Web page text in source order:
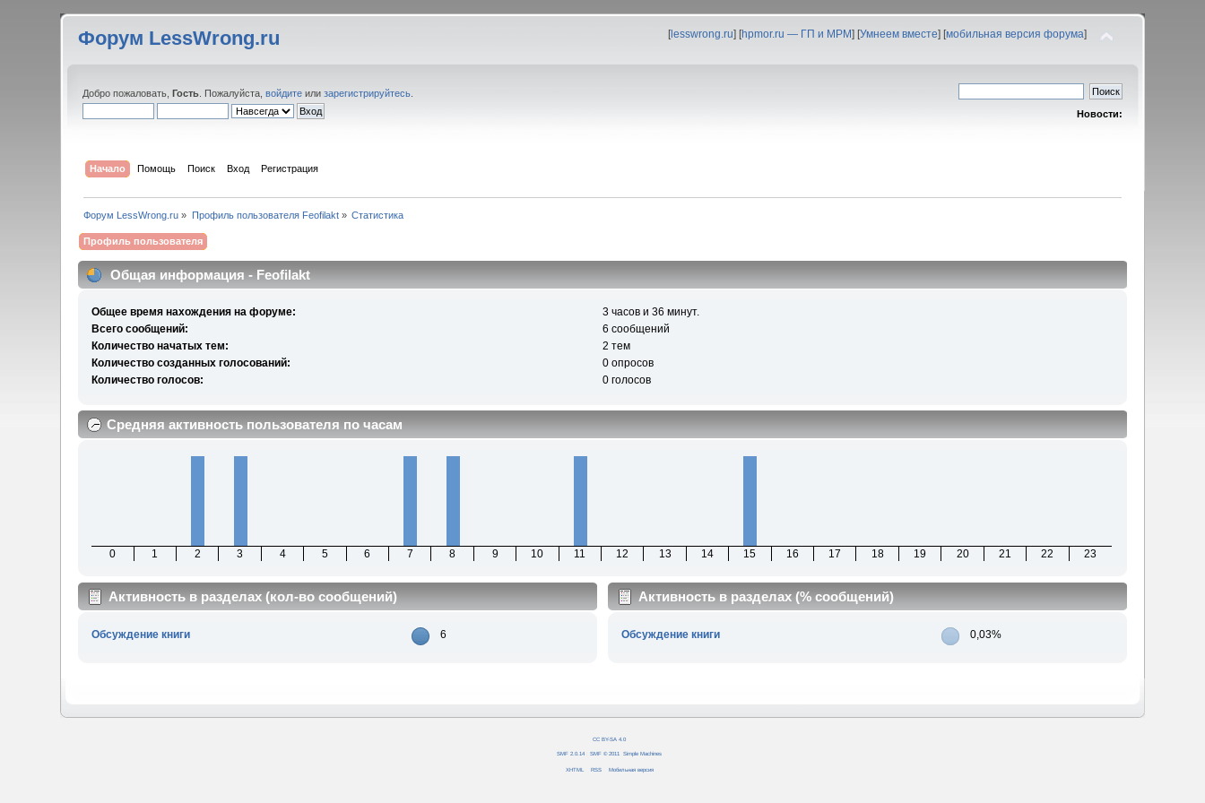
Форум LessWrong.ru [lesswrong.ru] [hpmor.ru — ГП и МРМ] [Умнеем вместе] [мобильная версия форума]
Добро пожаловать,Гость . Пожалуйста,войдите илизарегистрируйтесь
Новости:
Начало Помощь Поиск Вход Регистрация
Форум LessWrong.ru » Профиль пользователя Feofilakt» Статистика
Профиль пользователя
Общая информация - Feofilakt
Общее время нахождения на форуме:
3 часов и 36 минут.
Всего сообщений:
6 сообщений
Количество начатых тем:
2 тем
Количество созданных голосований:
0 опросов
Количество голосов:
0 голосов
Средняя активность пользователя по часам
0 1 2 3 4 5 6 7 8 9 10 11 12 13 14 15 16 17 18 19 20 21 22 23
Активность в разделах (кол-во сообщений)
Обсуждение книги 6
Активность в разделах (% сообщений)
Обсуждение книги 0,03%
CC BY-SA 4.0
SMF 2.0.14 SMF © 2011 Simple Machines
XHTML RSS Мобильная версия